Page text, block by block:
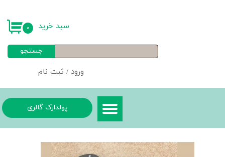
ورود / ثبت نام
خروج از حساب کاربری
جستجو
۰ سبد خرید
پولدارک گالری